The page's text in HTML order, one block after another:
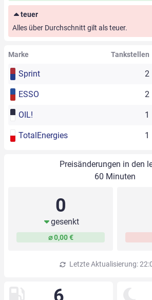
teuer
Alles über Durchschnitt gilt als teuer.
Marke Tankstellen
Sprint 2
ESSO 2
OIL! 1
TotalEnergies 1
Preisänderungen in den
60 Minuten
0
gesenkt
⌀ 0,00 €
Letzte Aktualisierung: